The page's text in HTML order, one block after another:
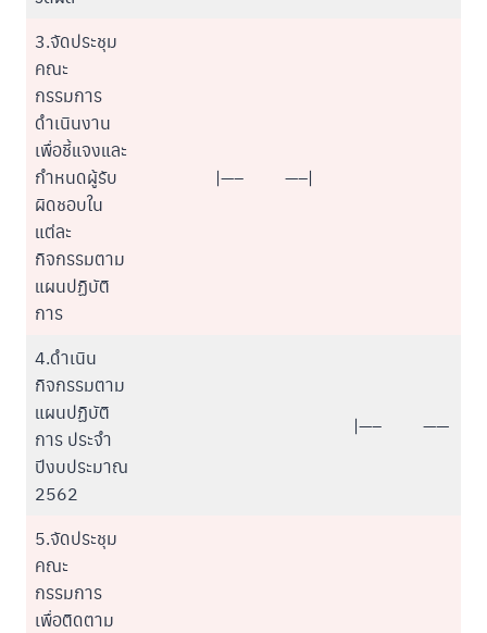
3.จัดประชุม
คณะ
กรรมการ
ดำเนินงาน
เพื่อชี้แจงและ
กำหนดผู้รับ
ผิดชอบใน
แต่ละ
กิจกรรมตาม
แผนปฏิบัติ
การ
|—– —–|
4.ดำเนิน
กิจกรรมตาม
แผนปฏิบัติ
การ ประจำ
ปีงบประมาณ
2562
|—– ——
5.จัดประชุม
คณะ
กรรมการ
เพื่อติดตาม